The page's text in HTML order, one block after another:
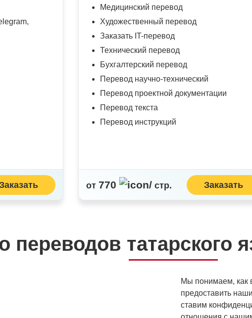
Медицинский перевод
Художественный перевод
Заказать IT-перевод
Технический перевод
Бухгалтерский перевод
Перевод научно-технический
Перевод проектной документации
Перевод текста
Перевод инструкций
от 770 / стр. Заказать
переводов татарского
Мы понимаем, как
предоставить
ставим